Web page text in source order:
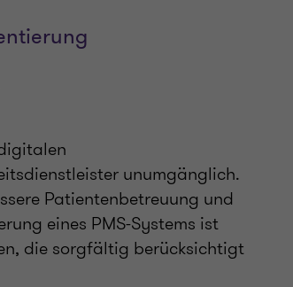
unumgänglich.
Patientenbetreuung und
eines PMS-Systems ist
die sorgfältig berücksichtigt